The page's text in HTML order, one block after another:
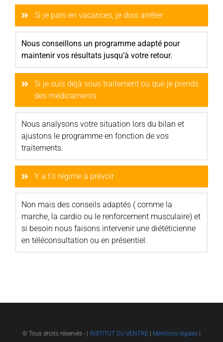
Si je pars en vacances, je dois arrêter
Nous conseillons un programme adapté pour
maintenir vos résultats jusqu’à votre retour.
Si je suis déjà sous traitement ou que je prends
des médicaments
Nous analysons votre situation lors du bilan et
ajustons le programme en fonction de vos
traitements.
Y a t’il régime à prévoir
Non mais des conseils adaptés ( comme la
marche, la cardio ou le renforcement musculaire) et
si besoin nous faisons intervenir une diététicienne
en téléconsultation ou en présentiel.
© Tous droits réservés - INSTITUT DU VENTRE Mentions légales